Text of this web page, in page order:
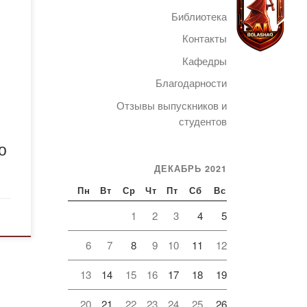
Библиотека
Контакты
Кафедры
Благодарности
Отзывы выпускников и
студентов
ДЕКАБРЬ 2021
Пн Вт Ср Чт Пт Сб Вс
1 2 3 4 5
6 7 8 9 10 11 12
13 14 15 16 17 18 19
20 21 22 23 24 25 26